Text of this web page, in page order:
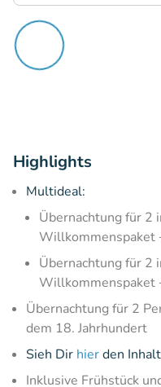
Highlights
Multideal:
Übernachtung für 2
Willkommenspaket
Übernachtung für 2
Willkommenspaket
Übernachtung für 2
dem 18. Jahrhundert
Sieh Dir hierden
Inklusive Frühstück